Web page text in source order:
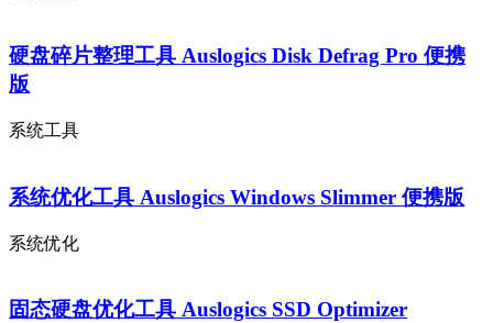
硬盘碎片整理工具 Auslogics Disk Defrag Pro 便携
版
系统工具
系统优化工具 Auslogics Windows Slimmer 便携版
系统优化
固态硬盘优化工具 Auslogics SSD Optimizer